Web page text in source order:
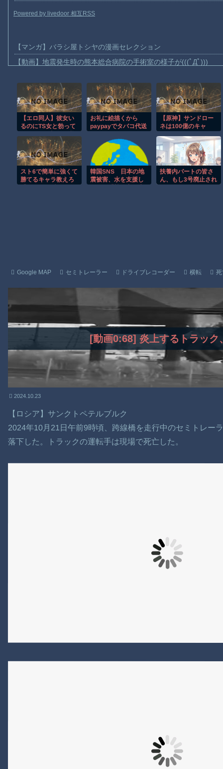
Powered by livedoor 相互RSS
【マンガ】バラシ屋トシヤの漫画セレクション
【動画】地震発生時の熊本総合病院の手術室の様子が(((ﾟДﾟ)))
【動画】首都高で4tトラックが原因の玉突き事故に巻き込まれた
【朗報】大人気漫画「GANTZ」がAmazonでなんと全巻100円ｗ
【動画】サッカーの試合中の落雷で選手1人が死亡、12人が負傷
【動画】名古屋栄で不良外人が警察官を突き飛ばす。逮捕しろや
【動画】新型のさすまた、限界突破ｗｗｗｗｗｗ
【謎】広島県が頑なに「はだしのゲンコラボ喫茶」をやらない理
【エロ同人】彼女い
るのにTS女と勃って
NTRするボクの背徳
な夜の快楽〜！！
お礼に絵描くから
paypayでタバコ代送
【原神】サンドロー
ネは100億のキャ
スト6で簡単に強くて
勝てるキャラ教えろ
韓国SNS 日本の地
震被害、水を支援し
扶養内パートの皆さ
ん、もし3号廃止され
Google MAP セミトレーラー ドライブレコーダー 横転
[動画0:68] 炎上するトラック
2024.10.23
【ロシア】サンクトペテルブルク
2024年10月21日午前9時頃、跨線橋を走行中のセミトレー
落下した。トラックの運転手は現場で死亡した。